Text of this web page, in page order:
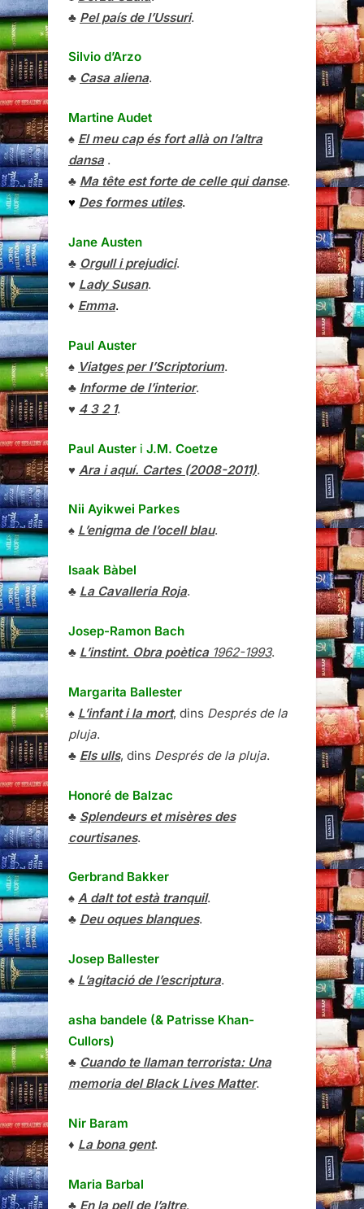
♣ Pel país de l’Ussuri.
Silvio d’Arzo
♣ Casa aliena.
Martine Audet
♠ El meu cap és fort allà on l’altra
dansa.
♣ Ma tête est forte de celle qui danse.
♥ Des formes utiles.
Jane Austen
♣ Orgull i prejudici.
♥ Lady Susan.
♦ Emma.
Paul Auster
♠ Viatges per l’Scriptorium.
♣ Informe de l’interior.
♥ 4 3 2 1.
Paul Auster i J.M. Coetze
♥ Ara i aquí. Cartes (2008-2011).
Nii Ayikwei Parkes
♠ L’enigma de l’ocell blau.
Isaak Bàbel
♣ La Cavalleria Roja.
Josep-Ramon Bach
♣ L’instint. Obra poètica1962-1993.
Margarita Ballester
♠ L’infant i la mort, dins Després de la
pluja.
♣ Els ulls, dins Després de la pluja.
Honoré de Balzac
♣ Splendeurs et misères des
courtisanes.
Gerbrand Bakker
♠ A dalt tot està tranquil.
♣ Deu oques blanques.
Josep Ballester
♠ L’agitació de l’escriptura.
asha bandele (& Patrisse Khan-
Cullors)
♣ Cuando te llaman terrorista: Una
memoria del Black Lives Matter.
Nir Baram
♦ La bona gent.
Maria Barbal
♣ En la pell de l’altre.